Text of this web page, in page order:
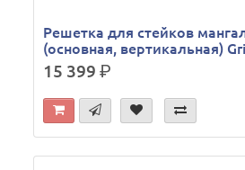
Решетка для стейков
(основная, вертикальная)
15 399р.